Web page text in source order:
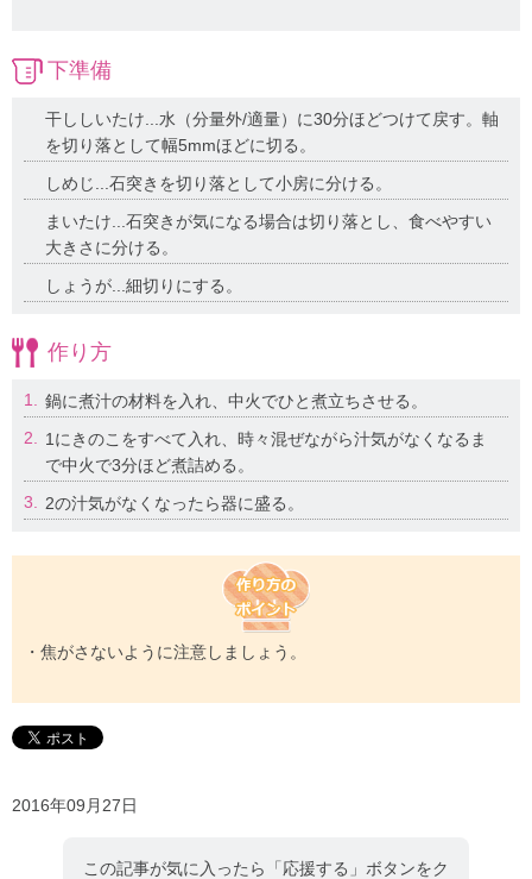
下準備
干ししいたけ...水（分量外/適量）に30分ほどつけて戻す。軸
を切り落として幅5mmほどに切る。
しめじ...石突きを切り落として小房に分ける。
まいたけ...石突きが気になる場合は切り落とし、食べやすい
大きさに分ける。
しょうが...細切りにする。
作り方
1.
鍋に煮汁の材料を入れ、中火でひと煮立ちさせる。
2.
1にきのこをすべて入れ、時々混ぜながら汁気がなくなるま
で中火で3分ほど煮詰める。
3.
2の汁気がなくなったら器に盛る。
・焦がさないように注意しましょう。
2016年09月27日
この記事が気に入ったら「応援する」ボタンをク